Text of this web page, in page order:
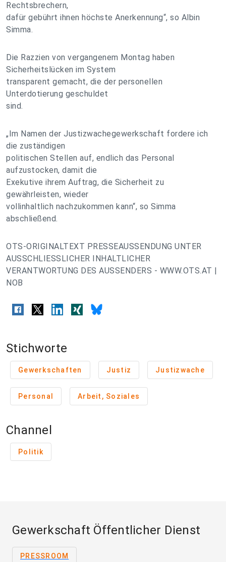
Rechtsbrechern,
dafür gebührt ihnen höchste Anerkennung“, so Albin
Simma.
Die Razzien von vergangenem Montag haben
Sicherheitslücken im System
transparent gemacht, die der personellen
Unterdotierung geschuldet
sind.
„Im Namen der Justizwachegewerkschaft fordere ich
die zuständigen
politischen Stellen auf, endlich das Personal
aufzustocken, damit die
Exekutive ihrem Auftrag, die Sicherheit zu
gewährleisten, wieder
vollinhaltlich nachzukommen kann“, so Simma
abschließend.
OTS-ORIGINALTEXT PRESSEAUSSENDUNG UNTER
AUSSCHLIESSLICHER INHALTLICHER
VERANTWORTUNG DES AUSSENDERS - WWW.OTS.AT |
NOB
Stichworte
Gewerkschaften Justiz Justizwache
Personal Arbeit, Soziales
Channel
Politik
Gewerkschaft Öffentlicher Dienst
PRESSROOM